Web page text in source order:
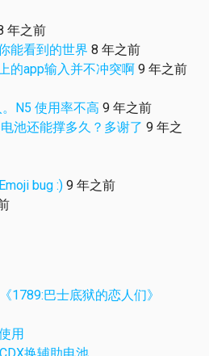
年之前
能看到的世界 8 年之前
的app输入并不冲突啊 9 年之前
N5 使用率不高 9 年之前
池还能撑多久？多谢了 9 年之
bug :) 9 年之前
1789:巴士底狱的恋人们》
用